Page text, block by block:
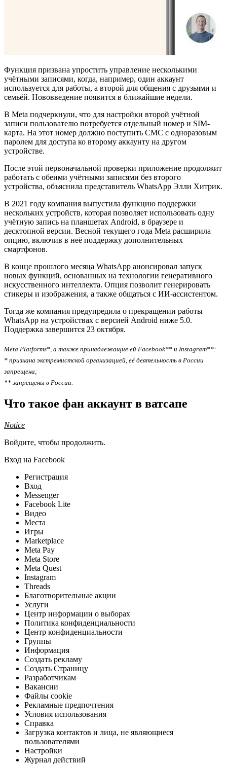
Функция призвана упростить управление несколькими
учётными записями, когда, например, один аккаунт
используется для работы, а второй для общения с друзьями и
семьёй. Нововведение появится в ближайшие недели.
В Meta подчеркнули, что для настройки второй учётной
записи пользователю потребуется отдельный номер и SIM-
карта. На этот номер должно поступить СМС с одноразовым
паролем для доступа ко второму аккаунту на другом
устройстве.
После этой первоначальной проверки приложение продолжит
работать с обеими учётными записями без второго
устройства, объяснила представитель WhatsApp Элли Хитрик.
В 2021 году компания выпустила функцию поддержки
нескольких устройств, которая позволяет использовать одну
учётную запись на планшетах Android, в браузере и
десктопной версии. Весной текущего года Meta расширила
опцию, включив в неё поддержку дополнительных
смартфонов.
В конце прошлого месяца WhatsApp анонсировал запуск
новых функций, основанных на технологии генеративного
искусственного интеллекта. Опция позволит генерировать
стикеры и изображения, а также общаться с ИИ-ассистентом.
Тогда же компания предупредила о прекращении работы
WhatsApp на устройствах с версией Android ниже 5.0.
Поддержка завершится 23 октября.
Meta Platforms*, а также принадлежащие ей Facebook** и Instagram**:
* признана экстремистской организацией, её деятельность в России
запрещена;
** запрещены в России.
Что такое фан аккаунт в ватсапе
Notice
Войдите, чтобы продолжить.
Вход на Facebook
Регистрация
Вход
Messenger
Facebook Lite
Видео
Места
Игры
Marketplace
Meta Pay
Meta Store
Meta Quest
Instagram
Threads
Благотворительные акции
Услуги
Центр информации о выборах
Политика конфиденциальности
Центр конфиденциальности
Группы
Информация
Создать рекламу
Создать Страницу
Разработчикам
Вакансии
Файлы cookie
Рекламные предпочтения
Условия использования
Справка
Загрузка контактов и лица, не являющиеся
пользователями
Настройки
Журнал действий